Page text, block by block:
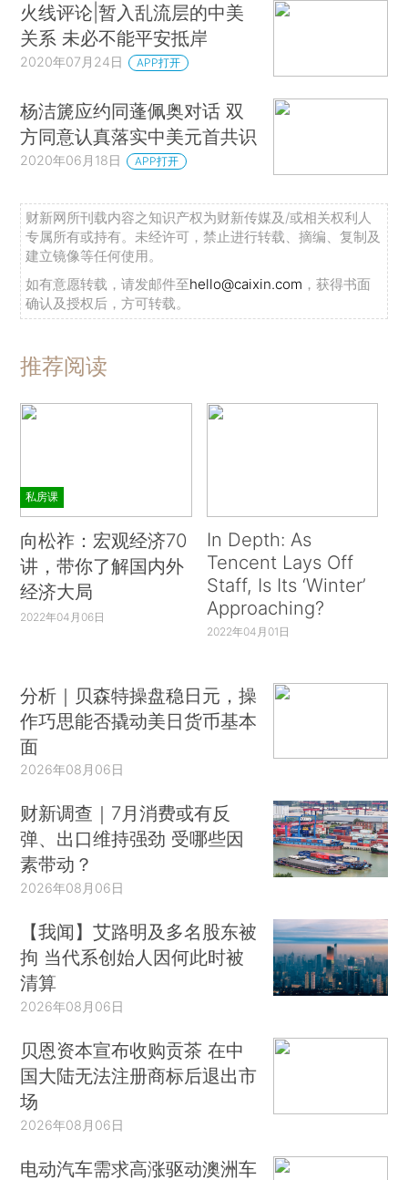
火线评论|暂入乱流层的中美
关系 未必不能平安抵岸
2020年07月24日 APP打开
杨洁篪应约同蓬佩奥对话 双
方同意认真落实中美元首共识
2020年06月18日 APP打开
财新网所刊载内容之知识产权为财新传媒及/或相关权利人
专属所有或持有。未经许可，禁止进行转载、摘编、复制及
建立镜像等任何使用。
如有意愿转载，请发邮件至hello@caixin.com ，获得书面
确认及授权后，方可转载。
推荐阅读
私房课
向松祚：宏观经济70
讲，带你了解国内外
经济大局
2022年04月06日
In Depth: As
Tencent Lays Off
Staff, Is Its ‘Winter’
Approaching?
2022年04月01日
分析｜贝森特操盘稳日元，操
作巧思能否撬动美日货币基本
面
2026年08月06日
财新调查｜7月消费或有反
弹、出口维持强劲 受哪些因
素带动？
2026年08月06日
【我闻】艾路明及多名股东被
拘 当代系创始人因何此时被
清算
2026年08月06日
贝恩资本宣布收购贡茶 在中
国大陆无法注册商标后退出市
场
2026年08月06日
电动汽车需求高涨驱动澳洲车